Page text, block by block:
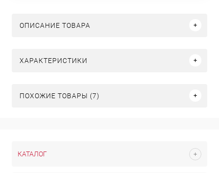
ОПИСАНИЕ ТОВАРА
ХАРАКТЕРИСТИКИ
ПОХОЖИЕ ТОВАРЫ (7)
КАТАЛОГ